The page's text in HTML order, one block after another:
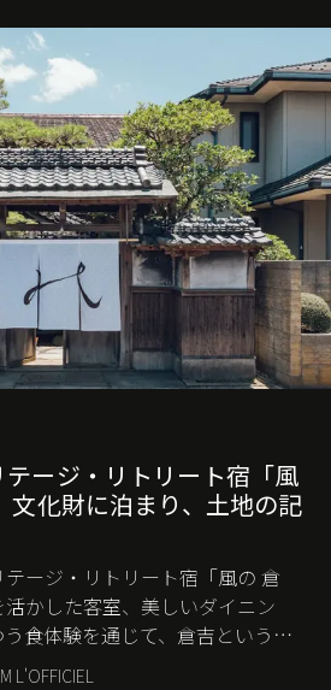
ージ・リトリート宿「風
文化財に泊まり、土地の記
ージ・リトリート宿「風の 倉
かした客室、美しいダイニン
食体験を通じて、倉吉というま
案する。
L'OFFICIEL